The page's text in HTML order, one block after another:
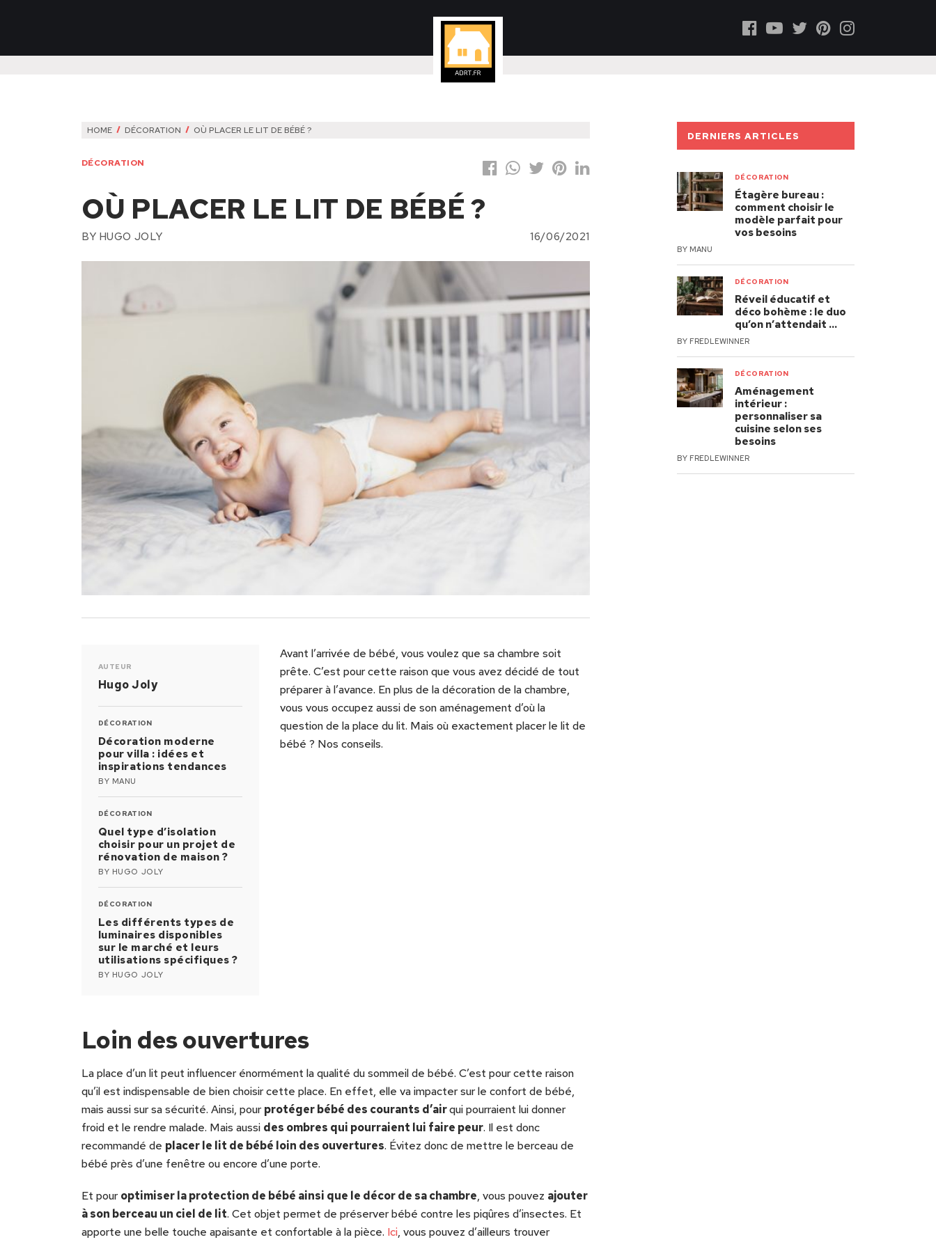
HOME DÉCORATION OÙ PLACER LE LIT DE BÉBÉ ?
DÉCORATION
OÙ PLACER LE LIT DE BÉBÉ ?
BY HUGO JOLY 16/06/2021
AUTEUR
Hugo Joly
DÉCORATION
Décoration moderne
pour villa : idées et
inspirations tendances
BY MANU
DÉCORATION
Quel type d’isolation
choisir pour un projet de
rénovation de maison ?
BY HUGO JOLY
DÉCORATION
Les différents types de
luminaires disponibles
sur le marché et leurs
utilisations spécifiques ?
BY HUGO JOLY
Avant l’arrivée de bébé, vous voulez que sa chambre soit
prête. C’est pour cette raison que vous avez décidé de tout
préparer à l’avance. En plus de la décoration de la chambre,
vous vous occupez aussi de son aménagement d’où la
question de la place du lit. Mais où exactement placer le lit de
bébé ? Nos conseils.
Loin des ouvertures
La place d’un lit peut influencer énormément la qualité du sommeil de bébé. C’est pour cette raison
qu’il est indispensable de bien choisir cette place. En effet, elle va impacter sur le confort de bébé,
mais aussi sur sa sécurité. Ainsi, pourprotéger bébé des courants d’airqui pourraient lui donner
froid et le rendre malade. Mais aussi des ombres qui pourraient lui faire peur. Il est donc
recommandé de placer le lit de bébé loin des ouvertures. Évitez donc de mettre le berceau de
bébé près d’une fenêtre ou encore d’une porte.
Et pouroptimiser la protection de bébé ainsi que le décor de sa chambre, vous pouvez ajouter
à son berceau un ciel de lit. Cet objet permet de préserver bébé contre les piqûres d’insectes. Et
apporte une belle touche apaisante et confortable à la pièce. Ici, vous pouvez d’ailleurs trouver
DERNIERS ARTICLES
DÉCORATION
Étagère bureau :
comment choisir le
modèle parfait pour
vos besoins
BY MANU
DÉCORATION
Réveil éducatif et
déco bohème : le duo
qu’on n’attendait …
BY FREDLEWINNER
DÉCORATION
Aménagement
intérieur :
personnaliser sa
cuisine selon ses
besoins
BY FREDLEWINNER